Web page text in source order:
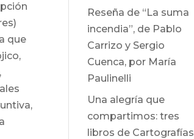
que
Reseña de “La suma
incendia”, de Pablo
Carrizo y Sergio
Cuenca, por María
Paulinelli
Una alegría que
compartimos: tres
libros de Cartografías